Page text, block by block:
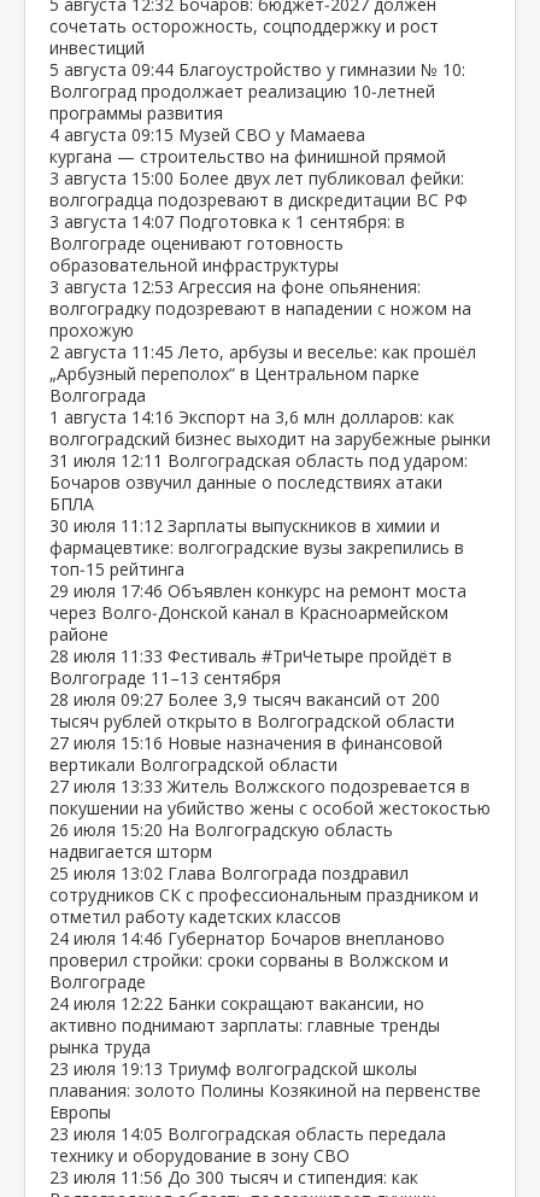
сочетать осторожность, соцподдержку и рост
инвестиций
5 августа 09:44 Благоустройство у гимназии № 10:
Волгоград продолжает реализацию 10‑летней
программы развития
4 августа 09:15 Музей СВО у Мамаева
кургана — строительство на финишной прямой
3 августа 15:00 Более двух лет публиковал фейки:
волгоградца подозревают в дискредитации ВС РФ
3 августа 14:07 Подготовка к 1 сентября: в
Волгограде оценивают готовность
образовательной инфраструктуры
3 августа 12:53 Агрессия на фоне опьянения:
волгоградку подозревают в нападении с ножом на
прохожую
2 августа 11:45 Лето, арбузы и веселье: как прошёл
„Арбузный переполох“ в Центральном парке
Волгограда
1 августа 14:16 Экспорт на 3,6 млн долларов: как
волгоградский бизнес выходит на зарубежные рынки
31 июля 12:11 Волгоградская область под ударом:
Бочаров озвучил данные о последствиях атаки
БПЛА
30 июля 11:12 Зарплаты выпускников в химии и
фармацевтике: волгоградские вузы закрепились в
топ‑15 рейтинга
29 июля 17:46 Объявлен конкурс на ремонт моста
через Волго‑Донской канал в Красноармейском
районе
28 июля 11:33 Фестиваль #ТриЧетыре пройдёт в
Волгограде 11–13 сентября
28 июля 09:27 Более 3,9 тысяч вакансий от 200
тысяч рублей открыто в Волгоградской области
27 июля 15:16 Новые назначения в финансовой
вертикали Волгоградской области
27 июля 13:33 Житель Волжского подозревается в
покушении на убийство жены с особой жестокостью
26 июля 15:20 На Волгоградскую область
надвигается шторм
25 июля 13:02 Глава Волгограда поздравил
сотрудников СК с профессиональным праздником и
отметил работу кадетских классов
24 июля 14:46 Губернатор Бочаров внепланово
проверил стройки: сроки сорваны в Волжском и
Волгограде
24 июля 12:22 Банки сокращают вакансии, но
активно поднимают зарплаты: главные тренды
рынка труда
23 июля 19:13 Триумф волгоградской школы
плавания: золото Полины Козякиной на первенстве
Европы
23 июля 14:05 Волгоградская область передала
технику и оборудование в зону СВО
23 июля 11:56 До 300 тысяч и стипендия: как